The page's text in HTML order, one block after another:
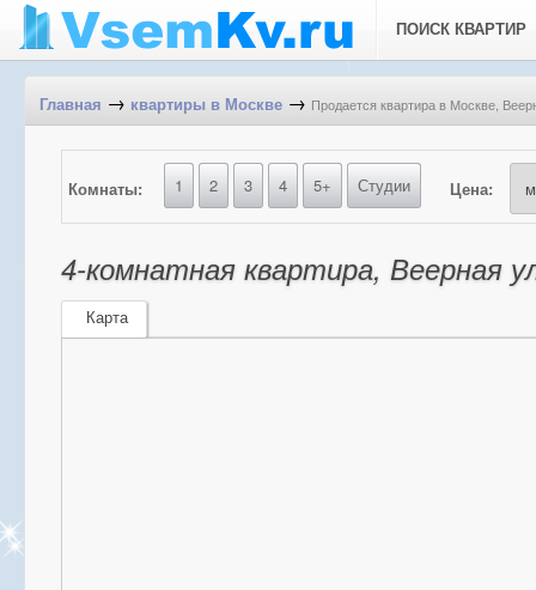
ПОИСК КВАРТИР
Главная → квартиры в Москве → Продается квартира в Москве,
Комнаты: 1 2 3 4 5+ Студии Цена:
4-комнатная квартира, Веерная
Карта